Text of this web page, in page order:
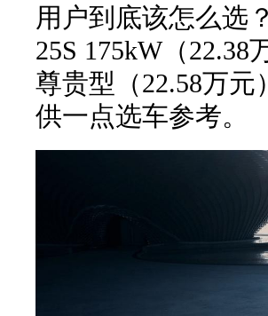
用户到底该怎么选
25S 175kW（
尊贵型（22.58万
供一点选车参考。